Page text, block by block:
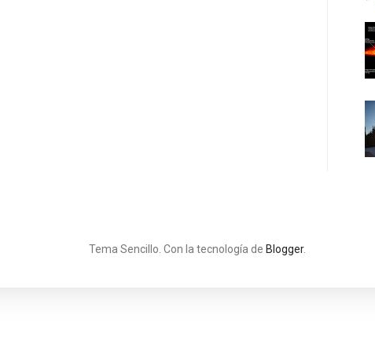
Tema Sencillo. Con la tecnología de Blogger.